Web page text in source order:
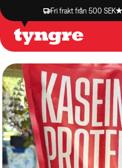
Fri frakt från 500 SEK
Butik Recept